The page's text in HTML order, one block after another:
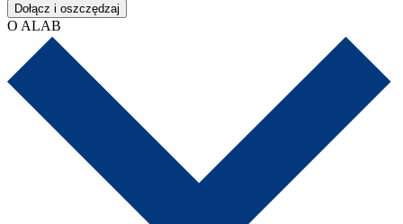
Dołącz i oszczędzaj
O ALAB